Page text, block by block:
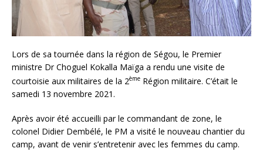
Lors de sa tournée dans la région de Ségou, le Premier
ministre Dr Choguel Kokalla Maïga a rendu une visite de
courtoisie aux militaires de la 2ème Région militaire. C’était le
samedi 13 novembre 2021.
Après avoir été accueilli par le commandant de zone, le
colonel Didier Dembélé, le PM a visité le nouveau chantier du
camp, avant de venir s’entretenir avec les femmes du camp.